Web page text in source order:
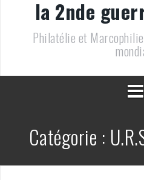
9ème
12ème
la 2nde
Philatélie et
Catégorie :